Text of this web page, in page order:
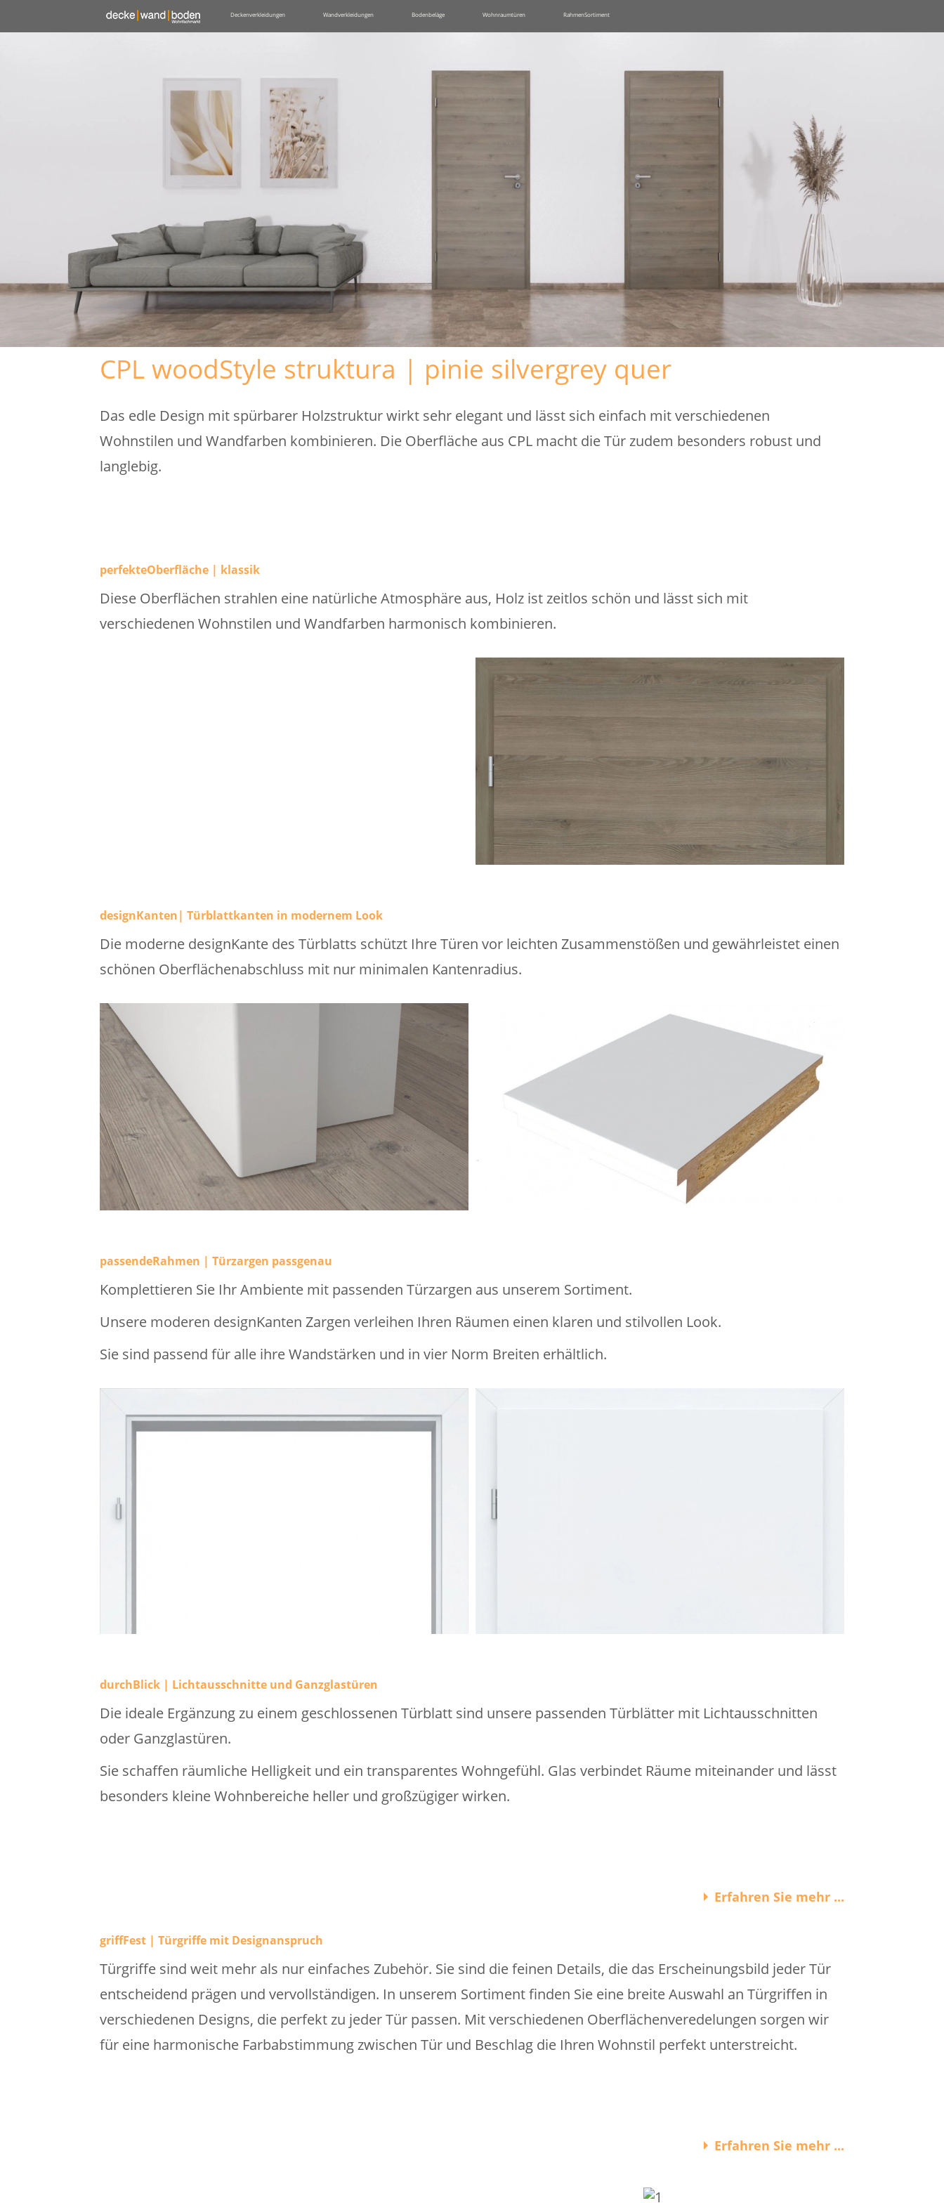
Deckenverkleidungen Wandverkleidungen Bodenbeläge Wohnraumtüren RahmenSortiment
CPL woodStyle struktura | pinie silvergrey quer
Das edle Design mit spürbarer Holzstruktur wirkt sehr elegant und lässt sich einfach mit verschiedenen
Wohnstilen und Wandfarben kombinieren. Die Oberfläche aus CPL macht die Tür zudem besonders robust und
langlebig.
perfekteOberfläche | klassik
Diese Oberflächen strahlen eine natürliche Atmosphäre aus, Holz ist zeitlos schön und lässt sich mit
verschiedenen Wohnstilen und Wandfarben harmonisch kombinieren.
designKanten| Türblattkanten in modernem Look
Die moderne designKante des Türblatts schützt Ihre Türen vor leichten Zusammenstößen und gewährleistet einen
schönen Oberflächenabschluss mit nur minimalen Kantenradius.
passendeRahmen | Türzargen passgenau
Komplettieren Sie Ihr Ambiente mit passenden Türzargen aus unserem Sortiment.
Unsere moderen designKanten Zargen verleihen Ihren Räumen einen klaren und stilvollen Look.
Sie sind passend für alle ihre Wandstärken und in vier Norm Breiten erhältlich.
durchBlick | Lichtausschnitte und Ganzglastüren
Die ideale Ergänzung zu einem geschlossenen Türblatt sind unsere passenden Türblätter mit Lichtausschnitten
oder Ganzglastüren.
Sie schaffen räumliche Helligkeit und ein transparentes Wohngefühl. Glas verbindet Räume miteinander und lässt
besonders kleine Wohnbereiche heller und großzügiger wirken.
Erfahren Sie mehr ...
griffFest | Türgriffe mit Designanspruch
Türgriffe sind weit mehr als nur einfaches Zubehör. Sie sind die feinen Details, die das Erscheinungsbild jeder Tür
entscheidend prägen und vervollständigen. In unserem Sortiment finden Sie eine breite Auswahl an Türgriffen in
verschiedenen Designs, die perfekt zu jeder Tür passen. Mit verschiedenen Oberflächenveredelungen sorgen wir
für eine harmonische Farbabstimmung zwischen Tür und Beschlag die Ihren Wohnstil perfekt unterstreicht.
Erfahren Sie mehr ...